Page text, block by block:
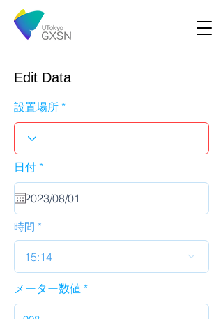
Edit Data
設置場所
日付 *r
u
i
d
時間
15:14
メーター数値